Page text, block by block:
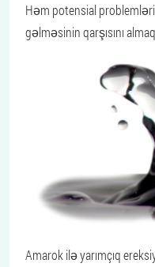
Həm potensial
gəlməsinin qarşısını
Amarok ilə yarımçıq